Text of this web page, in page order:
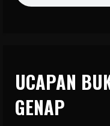
UCAPAN
GENAP